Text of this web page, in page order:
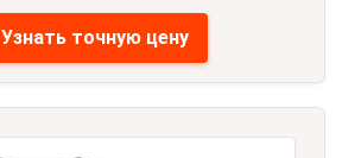
Узнать точную цену